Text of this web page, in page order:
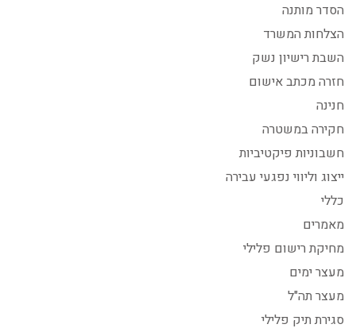
הסדר מותנה
הצלחות המשרד
השבת רישיון נשק
חזרה מכתב אישום
חנינה
חקירה במשטרה
חשבוניות פיקטיביות
ייצוג וליווי נפגעי עבירה
כללי
מאמרים
מחיקת רישום פלילי
מעצר ימים
מעצר תה"ל
סגירת תיק פלילי